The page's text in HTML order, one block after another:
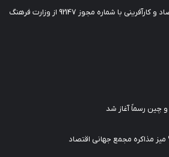
فصلنامه تخصصی دروازه اقتصاد و کارآفرینی با شماره مجوز 92147 از وزارت فرهنگ
چین رسماً آغاز شد